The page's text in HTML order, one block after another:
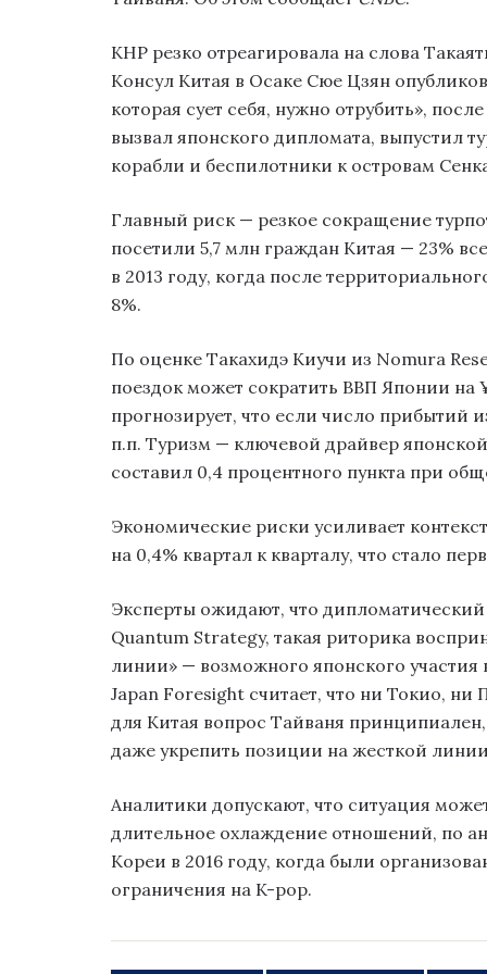
КНР резко отреагировала на слова
Консул Китая в Осаке Сюе Цзян
которая сует себя, нужно отрубить»,
вызвал японского дипломата, выпустил
корабли и беспилотники к островам
Главный риск — резкое сокращение
посетили 5,7 млн граждан Китая — 23%
в 2013 году, когда после
8%.
По оценке Такахидэ Киучи из Nomura
поездок может сократить ВВП Японии на
прогнозирует, что если число прибытий
п.п. Туризм — ключевой драйвер
составил 0,4 процентного пункта при
Экономические риски усиливает
на 0,4% квартал к кварталу, что стало
Эксперты ожидают, что
Quantum Strategy, такая риторика
линии» — возможного японского
Japan Foresight считает, что ни Токио, ни
для Китая вопрос Тайваня
даже укрепить позиции на жесткой
Аналитики допускают, что ситуация
длительное охлаждение отношений, по
Кореи в 2016 году, когда были
ограничения на K-pop.